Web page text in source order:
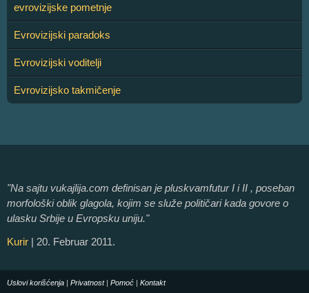
evrovizijske pometnje
Evrovizijski paradoks
Evrovizijski voditelji
Evrovizijsko takmičenje
"Na sajtu vukajlija.com definisan je pluskvamfutur I i II , poseban
morfološki oblik glagola, kojim se služe političari kada govore o
ulasku Srbije u Evropsku uniju."
Kurir | 20. Februar 2011.
Uslovi korišćenja | Privatnost| Pomoć | Kontakt